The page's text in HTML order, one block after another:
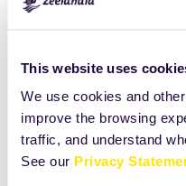
This website uses
We use cookies and
improve the browsing
traffic, and understand
See our Privacy